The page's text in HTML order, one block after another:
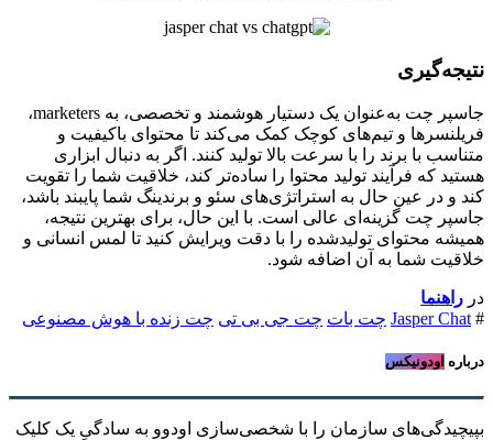
نتیجه‌گیری
جاسپر چت به‌عنوان یک دستیار هوشمند و تخصصی، به marketers،
فریلنسرها و تیم‌های کوچک کمک می‌کند تا محتوای باکیفیت و
متناسب با برند را با سرعت بالا تولید کنند. اگر به دنبال ابزاری
هستید که فرآیند تولید محتوا را ساده‌تر کند، خلاقیت شما را تقویت
کند و در عین حال به استراتژی‌های سئو و برندینگ شما پایبند باشد،
جاسپر چت گزینه‌ای عالی است. با این حال، برای بهترین نتیجه،
همیشه محتوای تولیدشده را با دقت ویرایش کنید تا لمس انسانی و
خلاقیت شما به آن اضافه شود.
در راهنما
#
Jasper Chat چت بات چت جی بی تی چت زنده با هوش مصنوعی
درباره اودونیکس
بپیچیدگی‌های سازمان را با شخصی‌سازی اودوو به سادگیِ یک کلیک